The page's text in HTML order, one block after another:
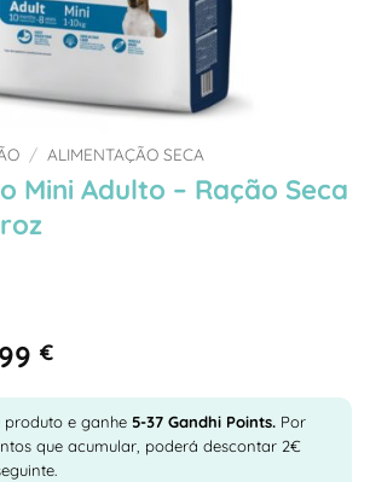
/ ALIMENTAÇÃO SECA
Mini Adulto – Ração Seca
€Price
5,99 €
through
37,99 €
produto e ganhe 5-37 Gandhi Points. Por
que acumular, poderá descontar 2€